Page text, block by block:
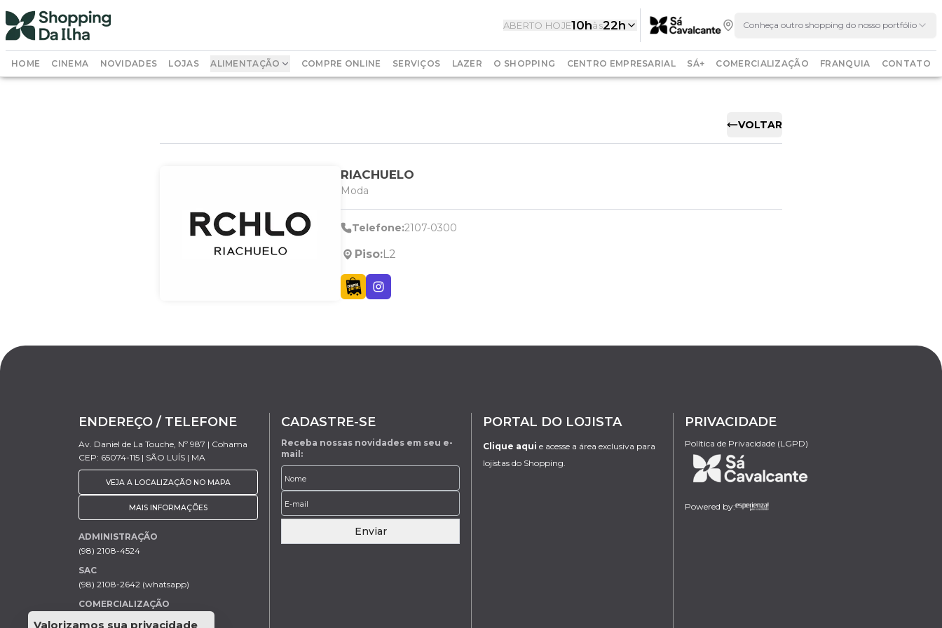
ABERTO HOJE10hàs22h Conheça outro shopping do nosso portfólio
HOME CINEMA NOVIDADES LOJAS ALIMENTAÇÃO COMPRE ONLINE SERVIÇOS LAZER O SHOPPING CENTRO EMPRESARIAL SÁ+ COMERCIALIZAÇÃO FRANQUIA CONTATO
VOLTAR
RIACHUELO
Moda
Telefone:2107-0300
Piso:L2
ENDEREÇO / TELEFONE
Av. Daniel de La Touche, Nº 987 | Cohama
CEP: 65074-115 | SÃO LUÍS | MA
VEJA A LOCALIZAÇÃO NO MAPA
MAIS INFORMAÇÕES
ADMINISTRAÇÃO
(98) 2108-4524
SAC
(98) 2108-2642 (whatsapp)
COMERCIALIZAÇÃO
Rodrigo Trovão (98) 9 9154-7205
CADASTRE-SE
Receba nossas novidades em seu e-
mail:
Enviar
PORTAL DO LOJISTA
Clique aqui e acesse a área exclusiva para
lojistas do Shopping.
PRIVACIDADE
Política de Privacidade (LGPD)
Powered by:
Valorizamos sua privacidade